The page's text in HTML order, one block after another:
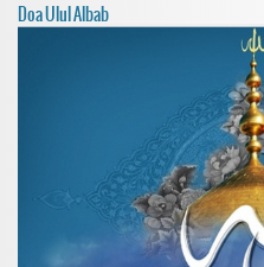
Doa Ulul Albab